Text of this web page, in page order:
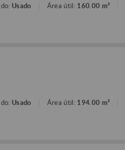
Usado Área útil: 160.00 m²
Usado Área útil: 194.00 m²